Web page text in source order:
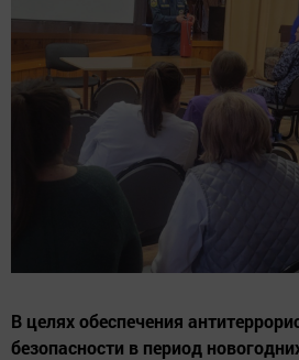
В целях обеспечения
безопасности в период